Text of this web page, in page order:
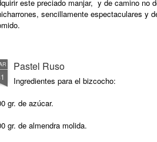
este preciado manjar, y de camino no
sencillamente espectaculares y
Pastel Ruso
Ingredientes para el bizcocho:
gr. de azúcar.
gr. de almendra molida.